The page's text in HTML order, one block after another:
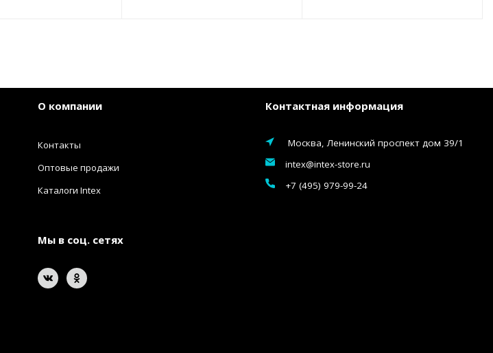
О компании
Контакты
Оптовые продажи
Каталоги Intex
Мы в соц. сетях
Контактная информация
Москва, Ленинский проспект дом 39/1
intex@intex-store.ru
+7 (495) 979-99-24